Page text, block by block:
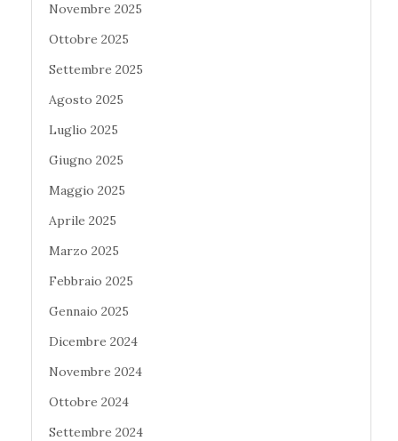
Novembre 2025
Ottobre 2025
Settembre 2025
Agosto 2025
Luglio 2025
Giugno 2025
Maggio 2025
Aprile 2025
Marzo 2025
Febbraio 2025
Gennaio 2025
Dicembre 2024
Novembre 2024
Ottobre 2024
Settembre 2024